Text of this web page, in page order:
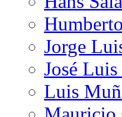
Jorge
José
Luis